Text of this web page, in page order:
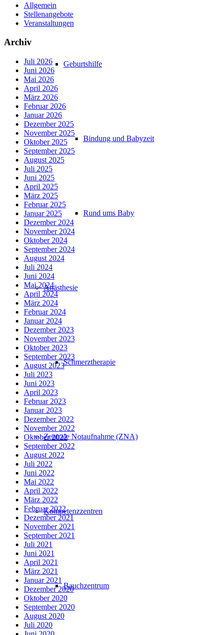
Geburtshilfe
Bindung und Babyzeit
Rund ums Baby
Anästhesie
Schmerztherapie
Zentrale Notaufnahme (ZNA)
Kompetenzzentren
Bauchzentrum
Allgemein
Stellenangebote
Veranstaltungen
Archiv
Juli 2026
Juni 2026
Mai 2026
April 2026
März 2026
Februar 2026
Januar 2026
Dezember 2025
November 2025
Oktober 2025
September 2025
August 2025
Juli 2025
Juni 2025
April 2025
März 2025
Februar 2025
Januar 2025
Dezember 2024
November 2024
Oktober 2024
September 2024
August 2024
Juli 2024
Juni 2024
Mai 2024
April 2024
März 2024
Februar 2024
Januar 2024
Dezember 2023
November 2023
Oktober 2023
September 2023
August 2023
Juli 2023
Juni 2023
April 2023
Februar 2023
Januar 2023
Dezember 2022
November 2022
Oktober 2022
September 2022
August 2022
Juli 2022
Juni 2022
Mai 2022
April 2022
März 2022
Februar 2022
Dezember 2021
November 2021
September 2021
Juli 2021
Juni 2021
April 2021
März 2021
Januar 2021
Dezember 2020
Oktober 2020
September 2020
August 2020
Juli 2020